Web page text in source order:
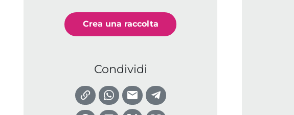
Crea una raccolta
Condividi